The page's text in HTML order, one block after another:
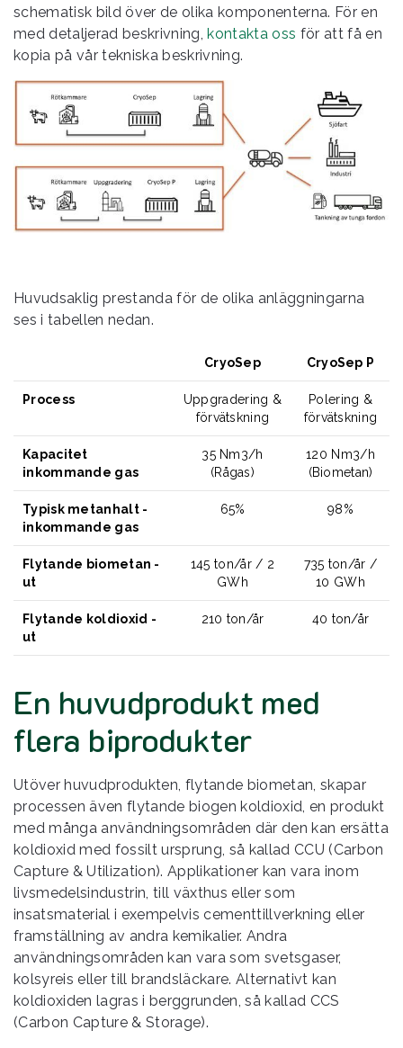
schematisk bild över de olika komponenterna. För en
med detaljerad beskrivning,kontakta oss för att få en
kopia på vår tekniska beskrivning.
Huvudsaklig prestanda för de olika anläggningarna
ses i tabellen nedan.
CryoSep CryoSep P
Process
Uppgradering &
förvätskning
Polering &
förvätskning
Kapacitet
inkommande gas
35 Nm3/h
(Rågas)
120 Nm3/h
(Biometan)
Typisk metanhalt -
inkommande gas
65% 98%
Flytande biometan -
ut
145 ton/år / 2
GWh
735 ton/år /
10 GWh
Flytande koldioxid -
ut
210 ton/år 40 ton/år
En huvudprodukt med
flera biprodukter
Utöver huvudprodukten, flytande biometan, skapar
processen även flytande biogen koldioxid, en produkt
med många användningsområden där den kan ersätta
koldioxid med fossilt ursprung, så kallad CCU (Carbon
Capture & Utilization). Applikationer kan vara inom
livsmedelsindustrin, till växthus eller som
insatsmaterial i exempelvis cementtillverkning eller
framställning av andra kemikalier. Andra
användningsområden kan vara som svetsgaser,
kolsyreis eller till brandsläckare. Alternativt kan
koldioxiden lagras i berggrunden, så kallad CCS
(Carbon Capture & Storage).